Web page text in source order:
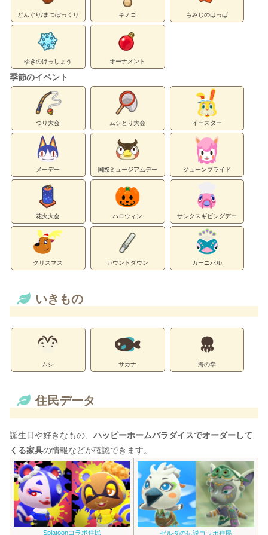
どんぐり/まつぼっくり キノコ もみじのはっぱ
ゆきのけっしょう オーナメント
季節のイベント
つり大会 ムシとり大会 イースター
メーデー 国際ミュージアムデー ジューンブライド
花火大会 ハロウィン サンクスギビングデー
クリスマス カウントダウン カーニバル
いきもの
ムシ サカナ 海の幸
住民データ
誕生日や好きなもの、 ハッピーホームパラダイスでオーダーして
くる家具の情報などが確認できます。
Splatoonコラボ住民 ゼルダの伝説コラボ住民